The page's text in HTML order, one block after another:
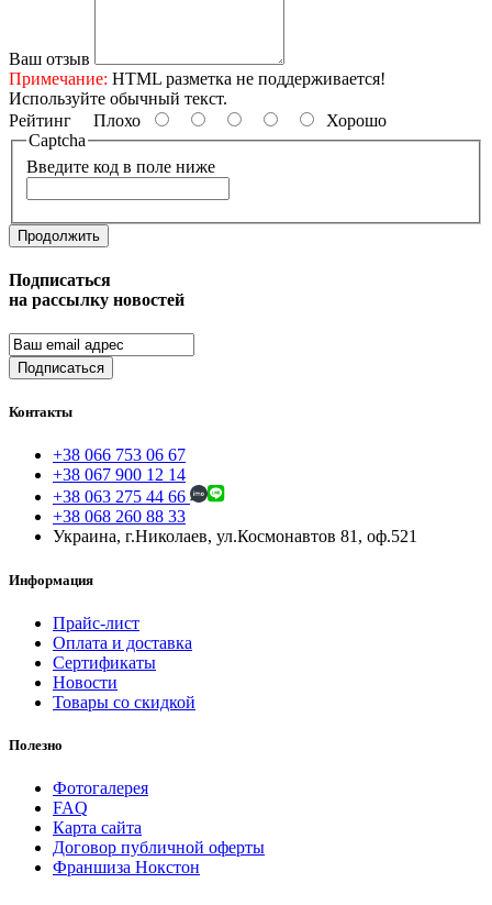
Ваш отзыв
Примечание: HTML разметка не поддерживается!
Используйте обычный текст.
Рейтинг Плохо
Хорошо
Captcha
Введите код в поле ниже
Продолжить
Подписаться
на рассылку новостей
Подписаться
Контакты
+38 066 753 06 67
+38 067 900 12 14
+38 063 275 44 66
+38 068 260 88 33
Украина, г.Николаев, ул.Космонавтов 81, оф.521
Информация
Прайс-лист
Оплата и доставка
Сертификаты
Новости
Товары со скидкой
Полезно
Фотогалерея
FAQ
Карта сайта
Договор публичной оферты
Франшиза Нокстон